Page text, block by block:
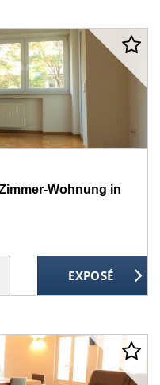
Wohnung in